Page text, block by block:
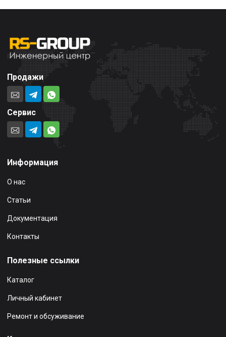
Продажи
Сервис
Информация
О нас
Статьи
Документация
Контакты
Полезные ссылки
Каталог
Личный кабинет
Ремонт и обсуживание